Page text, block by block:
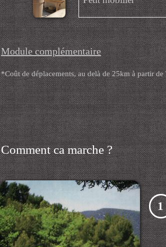
1
Comment ca marche ?
Module complémentaire
*Coût de déplacements, au delà de 25km à partir